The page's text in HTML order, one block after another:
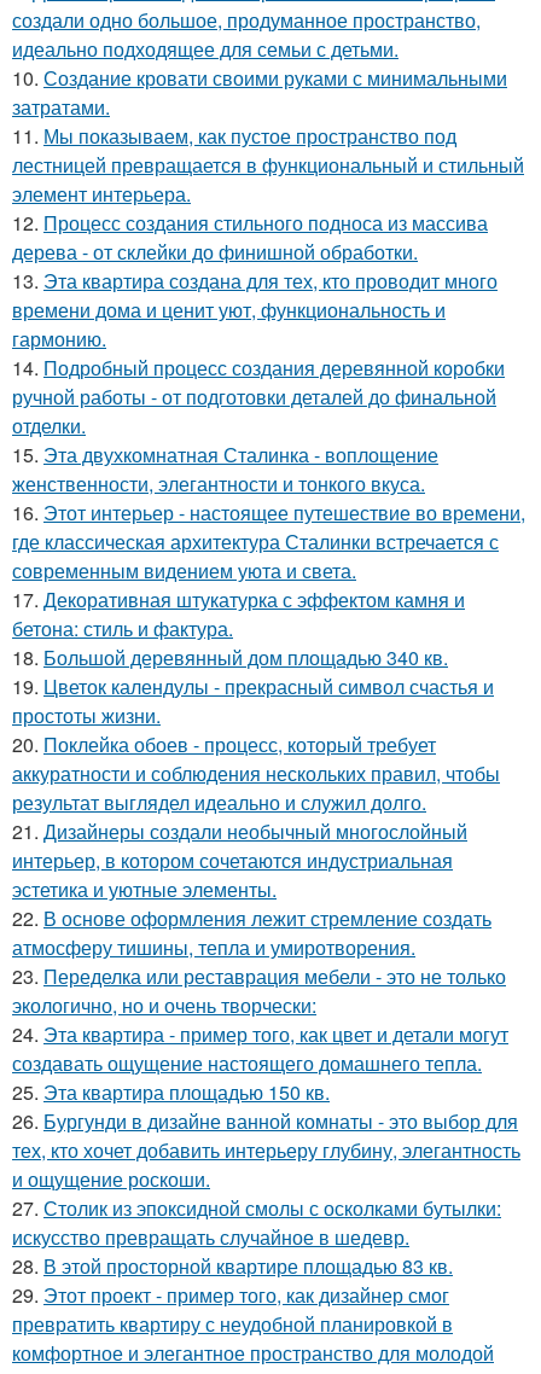
создали одно большое, продуманное пространство,
идеально подходящее для семьи с детьми.
10. Создание кровати своими руками с минимальными
затратами.
11. Мы показываем, как пустое пространство под
лестницей превращается в функциональный и стильный
элемент интерьера.
12. Процесс создания стильного подноса из массива
дерева - от склейки до финишной обработки.
13. Эта квартира создана для тех, кто проводит много
времени дома и ценит уют, функциональность и
гармонию.
14. Подробный процесс создания деревянной коробки
ручной работы - от подготовки деталей до финальной
отделки.
15. Эта двухкомнатная Сталинка - воплощение
женственности, элегантности и тонкого вкуса.
16. Этот интерьер - настоящее путешествие во времени,
где классическая архитектура Сталинки встречается с
современным видением уюта и света.
17. Декоративная штукатурка с эффектом камня и
бетона: стиль и фактура.
18. Большой деревянный дом площадью 340 кв.
19. Цветок календулы - прекрасный символ счастья и
простоты жизни.
20. Поклейка обоев - процесс, который требует
аккуратности и соблюдения нескольких правил, чтобы
результат выглядел идеально и служил долго.
21. Дизайнеры создали необычный многослойный
интерьер, в котором сочетаются индустриальная
эстетика и уютные элементы.
22. В основе оформления лежит стремление создать
атмосферу тишины, тепла и умиротворения.
23. Переделка или реставрация мебели - это не только
экологично, но и очень творчески:
24. Эта квартира - пример того, как цвет и детали могут
создавать ощущение настоящего домашнего тепла.
25. Эта квартира площадью 150 кв.
26. Бургунди в дизайне ванной комнаты - это выбор для
тех, кто хочет добавить интерьеру глубину, элегантность
и ощущение роскоши.
27. Столик из эпоксидной смолы с осколками бутылки:
искусство превращать случайное в шедевр.
28. В этой просторной квартире площадью 83 кв.
29. Этот проект - пример того, как дизайнер смог
превратить квартиру с неудобной планировкой в
комфортное и элегантное пространство для молодой